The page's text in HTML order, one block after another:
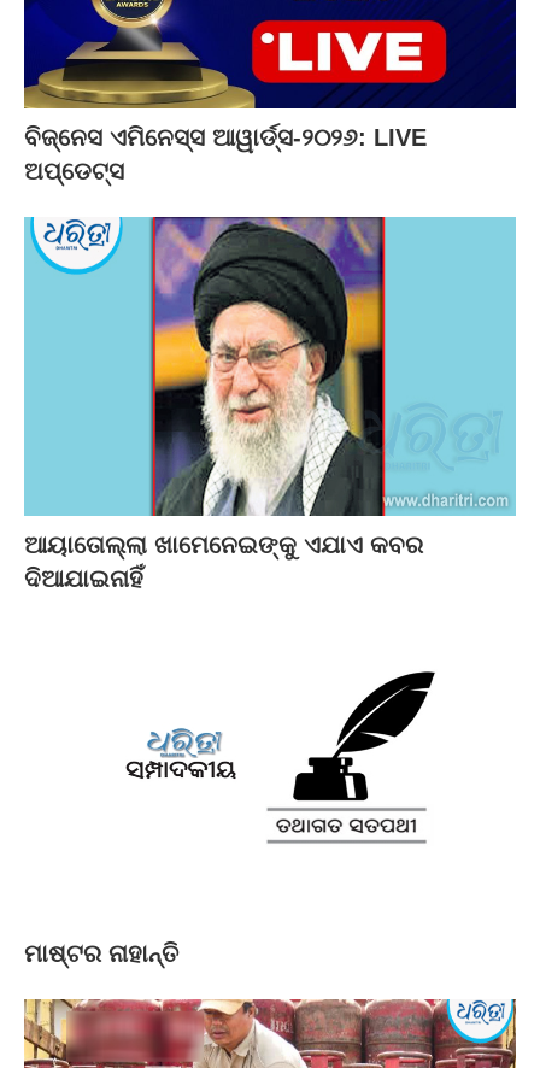
ବିଜ୍‌ନେସ ଏମିନେସ୍ସ ଆୱାର୍ଡ୍ସ-୨୦୨୬: LIVE
ଅପ୍‌ଡେଟ୍ସ
ଆୟାତୋଲ୍ଲା ଖାମେନେଇଙ୍କୁ ଏଯାଏ କବର
ଦିଆଯାଇନାହିଁ
ମାଷ୍ଟର ନାହାନ୍ତି